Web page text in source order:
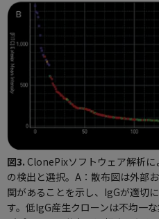
図3. ClonePixソフトウェア解析
の検出と選択。A：散布図は外部
関があることを示し、IgGが適切
す。低IgG産生クローンは不均一